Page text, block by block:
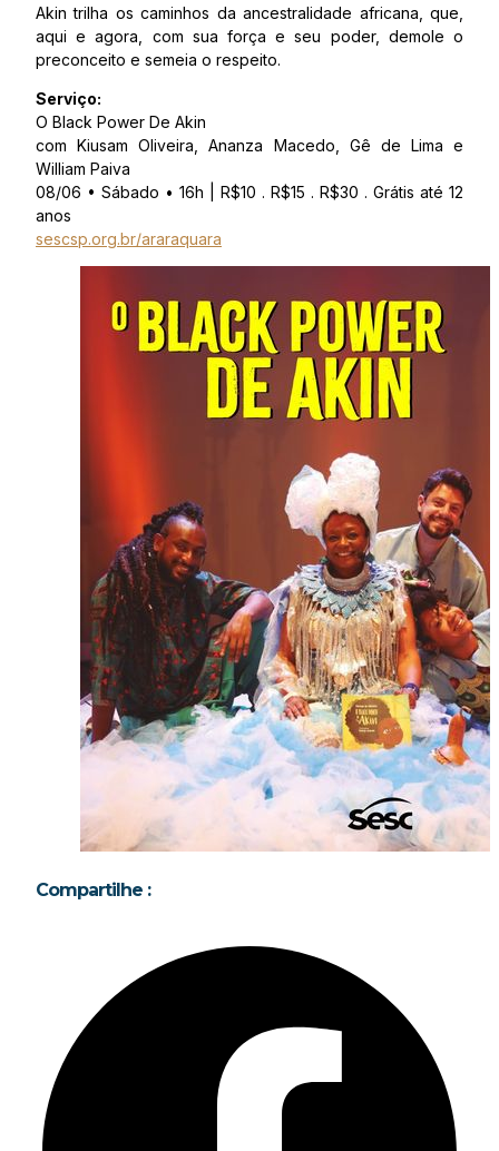
Akin trilha os caminhos da ancestralidade africana, que,
aqui e agora, com sua força e seu poder, demole o
preconceito e semeia o respeito.
Serviço:
O Black Power De Akin
com Kiusam Oliveira, Ananza Macedo, Gê de Lima e
William Paiva
08/06 • Sábado • 16h | R$10 . R$15 . R$30 . Grátis até 12
anos
sescsp.org.br/araraquara
Compartilhe :